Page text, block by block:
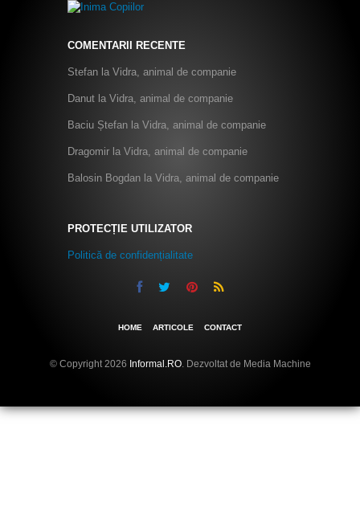
COMENTARII RECENTE
Stefan la Vidra, animal de companie
Danut la Vidra, animal de companie
Baciu Ștefan la Vidra, animal de companie
Dragomir la Vidra, animal de companie
Balosin Bogdan la Vidra, animal de companie
PROTECȚIE UTILIZATOR
Politică de confidențialitate
HOME ARTICOLE CONTACT
© Copyright 2026 Informal.RO. Dezvoltat de Media Machine